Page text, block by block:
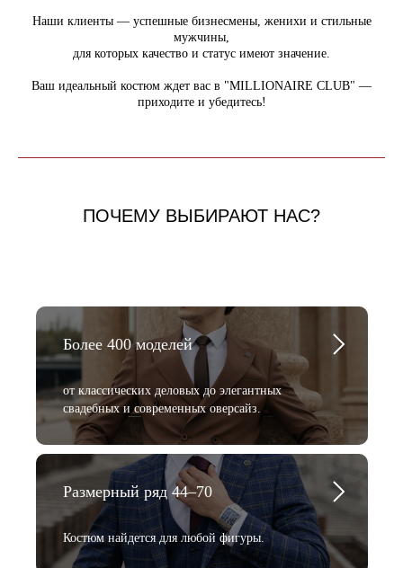
Наши клиенты — успешные бизнесмены, женихи и стильные
мужчины,
для которых качество и статус имеют значение.
Ваш идеальный костюм ждет вас в "MILLIONAIRE CLUB" —
приходите и убедитесь!
ПОЧЕМУ ВЫБИРАЮТ НАС?
Более 400 моделей
от классических деловых до элегантных
свадебных и современных оверсайз.
Размерный ряд 44–70
Костюм найдется для любой фигуры.